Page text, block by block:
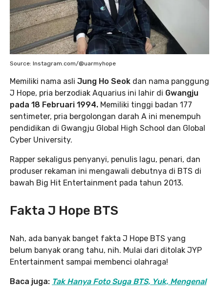
Source: Instagram.com/@uarmyhope
Memiliki nama asli Jung Ho Seok dan nama panggung
J Hope, pria berzodiak Aquarius ini lahir di Gwangju
pada 18 Februari 1994. Memiliki tinggi badan 177
sentimeter, pria bergolongan darah A ini menempuh
pendidikan di Gwangju Global High School dan Global
Cyber University.
Rapper sekaligus penyanyi, penulis lagu, penari, dan
produser rekaman ini mengawali debutnya di BTS di
bawah Big Hit Entertainment pada tahun 2013.
Fakta J Hope BTS
Nah, ada banyak banget fakta J Hope BTS yang
belum banyak orang tahu, nih. Mulai dari ditolak JYP
Entertainment sampai membenci olahraga!
Baca juga: Tak Hanya Foto Suga BTS, Yuk, Mengenal